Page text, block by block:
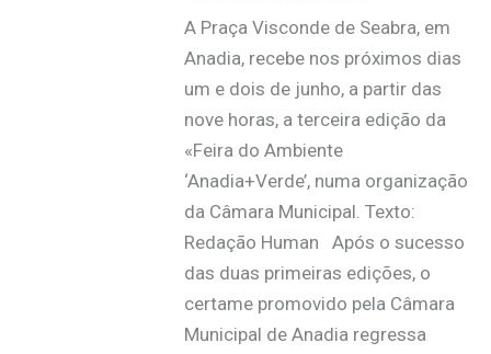
A Praça Visconde de Seabra, em
Anadia, recebe nos próximos dias
um e dois de junho, a partir das
nove horas, a terceira edição da
«Feira do Ambiente
‘Anadia+Verde’, numa organização
da Câmara Municipal. Texto:
Redação Human Após o sucesso
das duas primeiras edições, o
certame promovido pela Câmara
Municipal de Anadia regressa